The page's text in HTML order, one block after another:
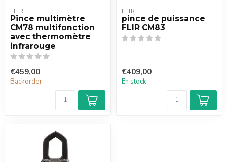
FLIR
Pince multimètre
CM78 multifonction
avec thermomètre
infrarouge
€459,00
Backorder
FLIR
pince de puissance
FLIR CM83
€409,00
En stock